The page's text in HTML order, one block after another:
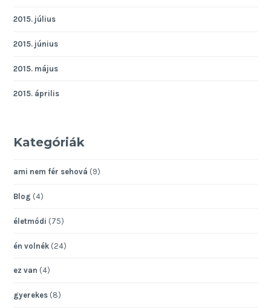
2015. július
2015. június
2015. május
2015. április
Kategóriák
ami nem fér sehová (9)
Blog (4)
életmódi (75)
én volnék (24)
ez van (4)
gyerekes (8)